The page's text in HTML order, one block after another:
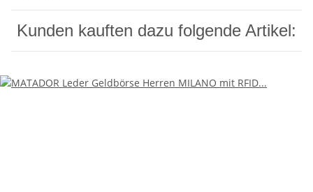
Kunden kauften dazu folgende Artikel: